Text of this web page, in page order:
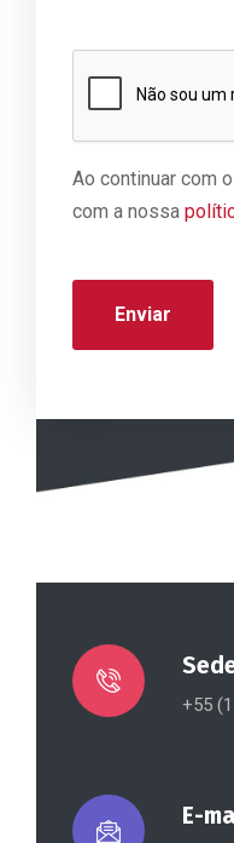
Ao continuar com
com a nossa
+55
E-